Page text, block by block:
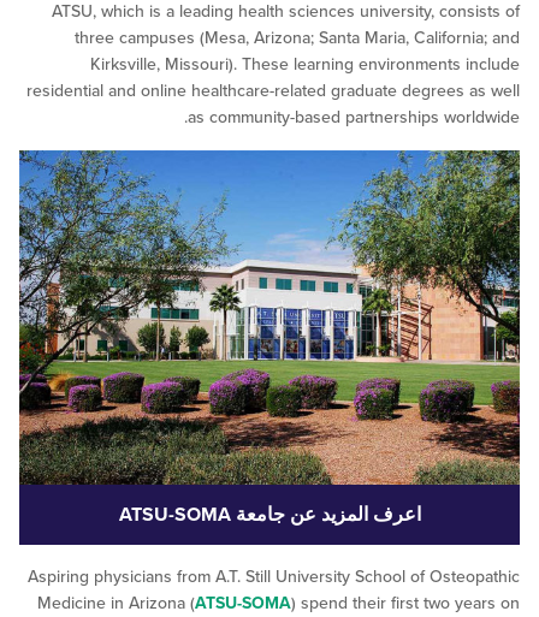
ATSU, which is a leading health sciences university,
three campuses (Mesa, Arizona; Santa Maria,
Kirksville, Missouri). These learning
residential and online healthcare-related graduate
as community-based partnerships
اعرف المزيد عن جامعة ATSU-SOMA
Aspiring physicians from A.T. Still University School of
Medicine in Arizona (ATSU-SOMA) spend their first two